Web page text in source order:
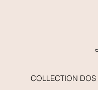
COLLECTION DOS